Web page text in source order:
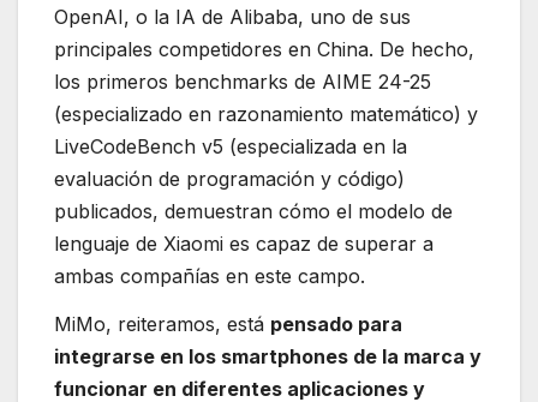
OpenAI, o la IA de Alibaba, uno de sus
principales competidores en China. De hecho,
los primeros benchmarks de AIME 24-25
(especializado en razonamiento matemático) y
LiveCodeBench v5 (especializada en la
evaluación de programación y código)
publicados, demuestran cómo el modelo de
lenguaje de Xiaomi es capaz de superar a
ambas compañías en este campo.
MiMo, reiteramos, está pensado para
integrarse en los smartphones de la marca y
funcionar en diferentes aplicaciones y